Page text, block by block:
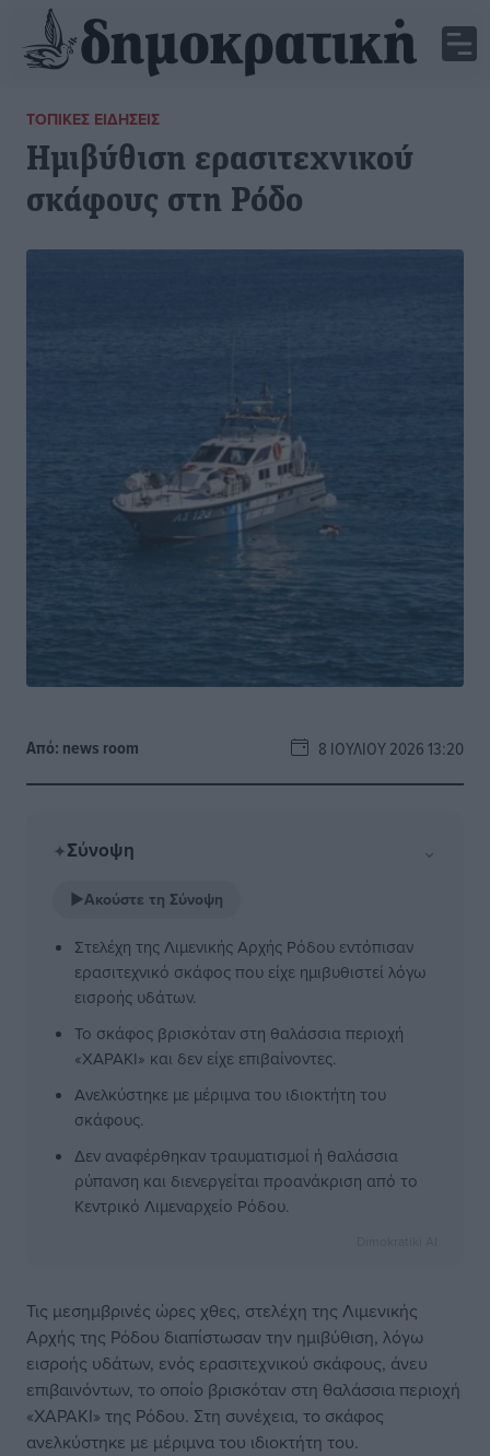
ΤΟΠΙΚΈΣ ΕΙΔΉΣΕΙΣ
Ημιβύθιση ερασιτεχνικού
σκάφους στη Ρόδο
Από: news room 8 ΙΟΥΛΊΟΥ 2026 13:20
✦Σύνοψη ⌄
▶Ακούστε τη Σύνοψη
Στελέχη της Λιμενικής Αρχής Ρόδου εντόπισαν
ερασιτεχνικό σκάφος που είχε ημιβυθιστεί λόγω
εισροής υδάτων.
Το σκάφος βρισκόταν στη θαλάσσια περιοχή
«ΧΑΡΑΚΙ» και δεν είχε επιβαίνοντες.
Ανελκύστηκε με μέριμνα του ιδιοκτήτη του
σκάφους.
Δεν αναφέρθηκαν τραυματισμοί ή θαλάσσια
ρύπανση και διενεργείται προανάκριση από το
Κεντρικό Λιμεναρχείο Ρόδου.
Τις μεσημβρινές ώρες χθες, στελέχη της Λιμενικής
Αρχής της Ρόδου διαπίστωσαν την ημιβύθιση, λόγω
εισροής υδάτων, ενός ερασιτεχνικού σκάφους, άνευ
επιβαινόντων, το οποίο βρισκόταν στη θαλάσσια περιοχή
«ΧΑΡΑΚΙ» της Ρόδου. Στη συνέχεια, το σκάφος
ανελκύστηκε με μέριμνα του ιδιοκτήτη του.